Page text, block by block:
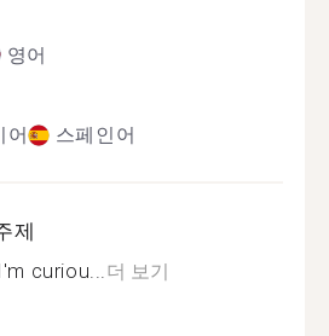
영어
어 스페인어
제
curiou...더 보기